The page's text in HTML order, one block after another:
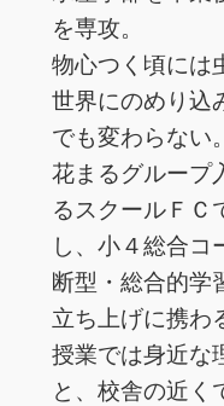
を専攻。
物心つく頃には
世界にのめり込
でも変わらない。
花まるグループ
るスクールＦＣ
し、小４総合コ
断型・総合的学
立ち上げに携わ
授業では身近な
と、校舎の近く